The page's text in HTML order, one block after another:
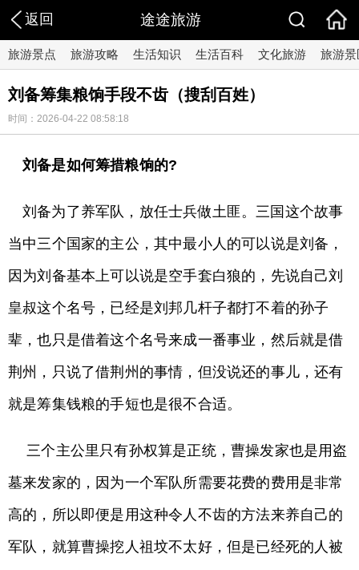
返回 途途旅游
旅游景点 旅游攻略 生活知识 生活百科 文化旅游 旅游景
刘备筹集粮饷手段不齿（搜刮百姓）
时间：2026-04-22 08:58:18
刘备是如何筹措粮饷的?
刘备为了养军队，放任士兵做土匪。三国这个故事
当中三个国家的主公，其中最小人的可以说是刘备，
因为刘备基本上可以说是空手套白狼的，先说自己刘
皇叔这个名号，已经是刘邦几杆子都打不着的孙子
辈，也只是借着这个名号来成一番事业，然后就是借
荆州，只说了借荆州的事情，但没说还的事儿，还有
就是筹集钱粮的手短也是很不合适。
三个主公里只有孙权算是正统，曹操发家也是用盗
墓来发家的，因为一个军队所需要花费的费用是非常
高的，所以即便是用这种令人不齿的方法来养自己的
军队，就算曹操挖人祖坟不太好，但是已经死的人被